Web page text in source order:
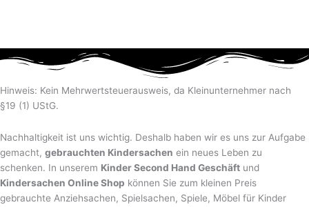
Hinweis: Kein Mehrwertsteuerausweis, da Kleinunternehmer nach
§19 (1) UStG.
Nachhaltigkeit ist uns wichtig. Deshalb haben wir es uns zur Aufgabe
gemacht, gebrauchten Kindersachen ein neues Leben zu
schenken. In unserem Kinder Second Hand Geschäft und
Kindersachen Online Shop können Sie zum kleinen Preis
gebrauchte Anziehsachen, Spiel­sachen, Spiele, Möbel für Kinder